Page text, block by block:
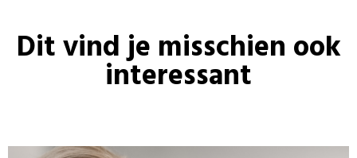
Dit vind je misschien ook
interessant